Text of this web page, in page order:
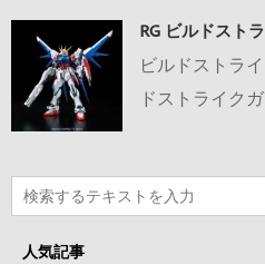
RG ビルドスト
ビルドストラ
ドストライク
人気記事